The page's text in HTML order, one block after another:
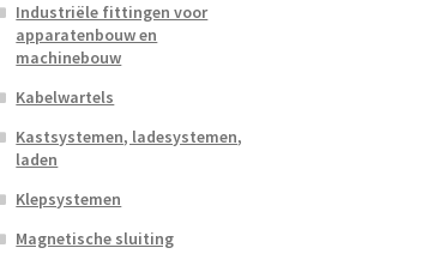
Industriële fittingen voor
apparatenbouw en
machinebouw
Kabelwartels
Kastsystemen, ladesystemen,
laden
Klepsystemen
Magnetische sluiting